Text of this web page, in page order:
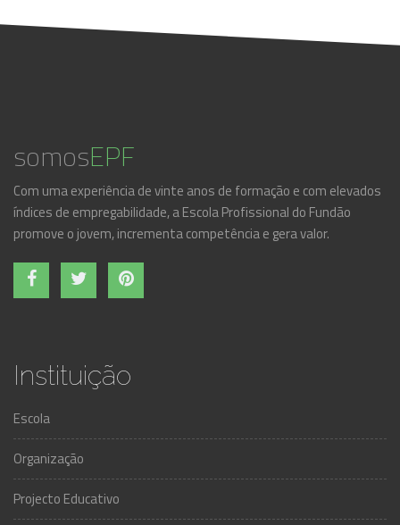
somosEPF
Com uma experiência de vinte anos de formação e com elevados
índices de empregabilidade, a Escola Profissional do Fundão
promove o jovem, incrementa competência e gera valor.
Instituição
Escola
Organização
Projecto Educativo